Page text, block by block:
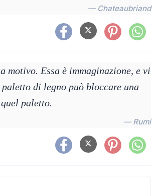
— Chateaubriand
motivo. Essa è immaginazione, e vi
di legno può bloccare una
paletto.
— Rumi